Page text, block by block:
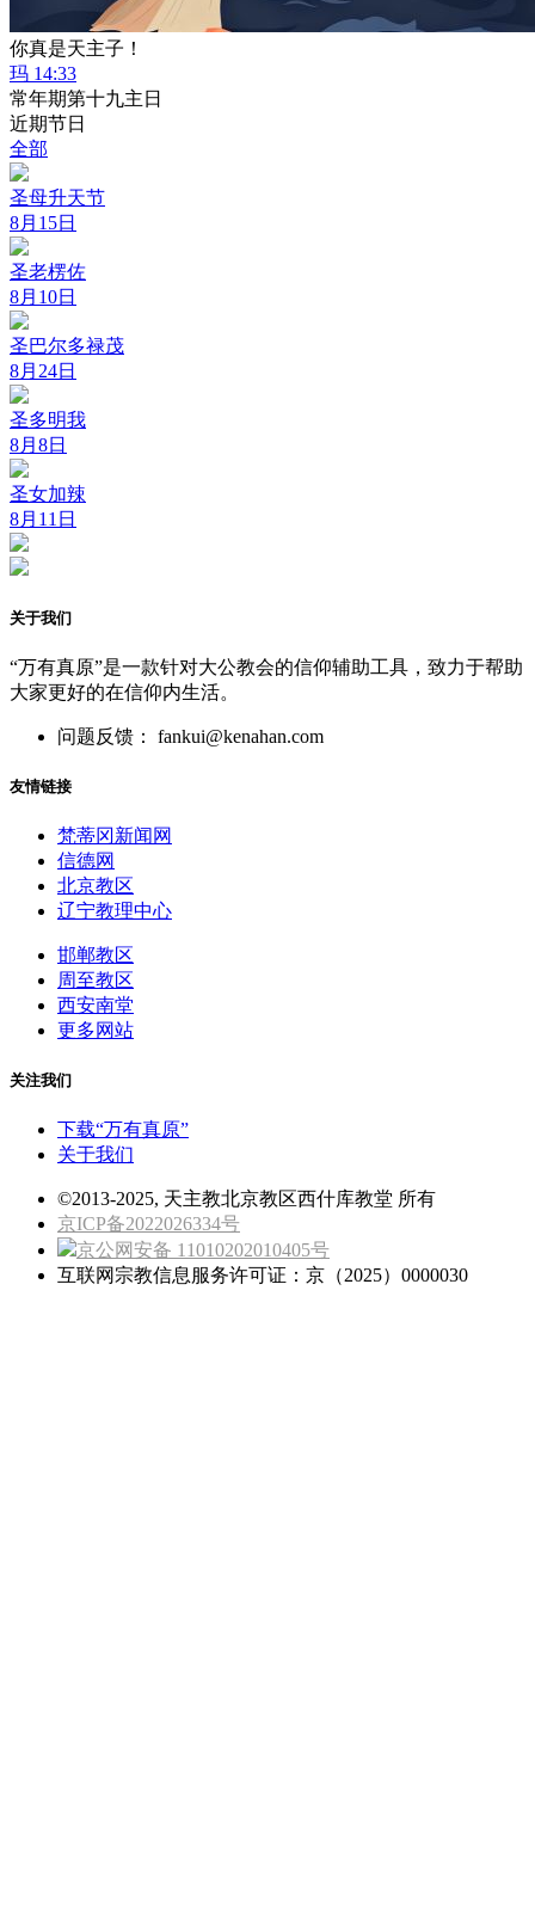
你真是天主子！
玛 14:33
常年期第十九主日
近期节日
全部
圣母升天节
8月15日
圣老楞佐
8月10日
圣巴尔多禄茂
8月24日
圣多明我
8月8日
圣女加辣
8月11日
关于我们
“万有真原”是一款针对大公教会的信仰辅助工具，致力于帮助
大家更好的在信仰内生活。
问题反馈： fankui@kenahan.com
友情链接
梵蒂冈新闻网
信德网
北京教区
辽宁教理中心
邯郸教区
周至教区
西安南堂
更多网站
关注我们
下载“万有真原”
关于我们
©2013-2025, 天主教北京教区西什库教堂 所有
京ICP备2022026334号
京公网安备 11010202010405号
互联网宗教信息服务许可证：京（2025）0000030